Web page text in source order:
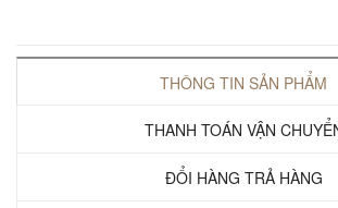
THÔNG TIN SẢN PHẨM
THANH TOÁN VẬN
ĐỔI HÀNG TRẢ HÀNG